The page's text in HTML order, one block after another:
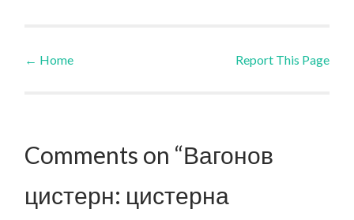
Post navigation
← Home Report This Page
Comments on “Вагонов
цистерн: цистерна